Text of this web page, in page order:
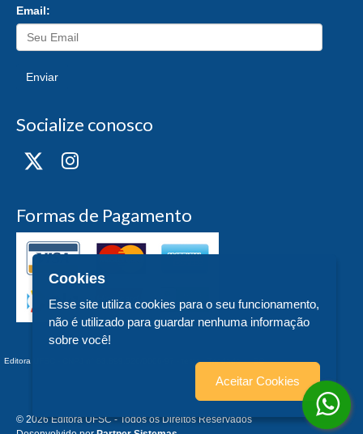
Email:
Enviar
Socialize conosco
Formas de Pagamento
Editora UFSC - CNPJ n° 83.899.526/0006-97 - teste - Trindade - - SC
© 2026 Editora UFSC - Todos os Direitos Reservados
Cookies
Esse site utiliza cookies para o seu funcionamento,
não é utilizado para guardar nenhuma informação
sobre você!
Aceitar Cookies